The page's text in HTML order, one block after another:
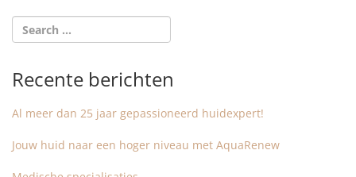
Recente berichten
Al meer dan 25 jaar gepassioneerd huidexpert!
Jouw huid naar een hoger niveau met AquaRenew